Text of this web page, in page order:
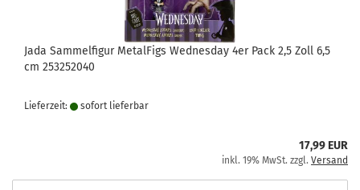
Jada Sammelfigur MetalFigs Wednesday 4er Pack 2,5 Zoll 6,5
cm 253252040
Lieferzeit: sofort lie­fer­bar
17,99 EUR
inkl. 19% MwSt. zzgl. Versand